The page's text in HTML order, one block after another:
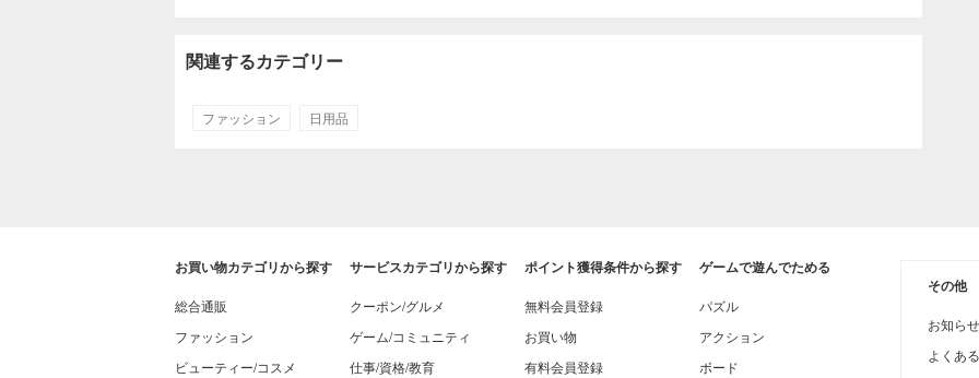
関連するカテゴリー
ファッション 日用品
お買い物カテゴリから探す
総合通販
ファッション
ビューティー/コスメ
サービスカテゴリから探す
クーポン/グルメ
ゲーム/コミュニティ
仕事/資格/教育
ポイント獲得条件から探す
無料会員登録
お買い物
有料会員登録
ゲームで遊んでためる
パズル
アクション
ボード
その他
お知らせ
よくあ